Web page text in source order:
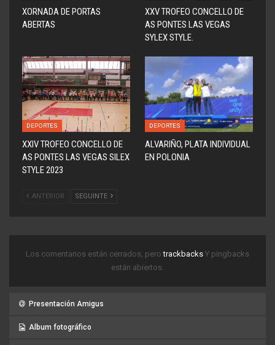
XORNADA DE PORTAS
ABERTAS
XXV TROFEO CONCELLO DE
AS PONTES LAS VEGAS
SYLEX STYLE.
DEPORTES
XXIV TROFEO CONCELLO DE
AS PONTES LAS VEGAS SILEX
STYLE 2023
DEPORTES
ALVARIÑO, PLATA INDIVIDUAL
EN POLONIA
ANTERIOR SEGUINTE
Los comentarios están cerrados, perotrackbacks Y pingbacks
están abiertos.
Presentación Amigus
Album fotográfico